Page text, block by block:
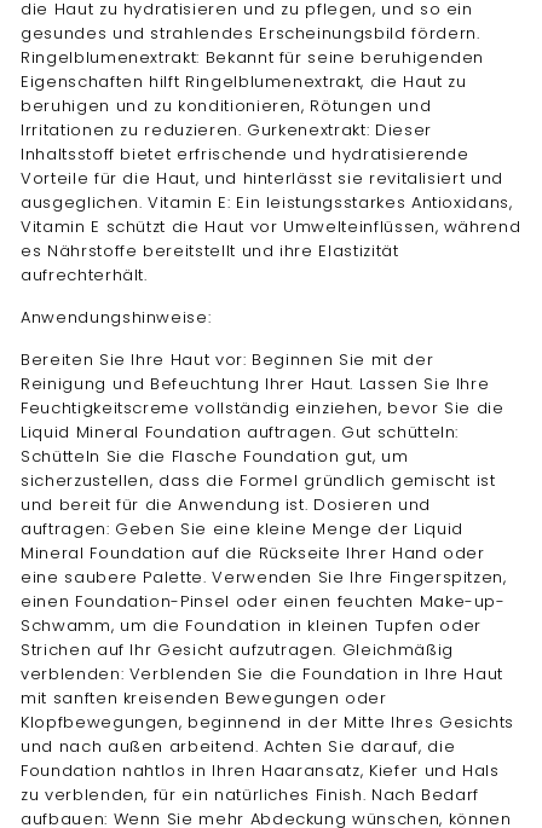
die Haut zu hydratisieren und zu pflegen, und so ein
gesundes und strahlendes Erscheinungsbild fördern.
Ringelblumenextrakt: Bekannt für seine beruhigenden
Eigenschaften hilft Ringelblumenextrakt, die Haut zu
beruhigen und zu konditionieren, Rötungen und
Irritationen zu reduzieren. Gurkenextrakt: Dieser
Inhaltsstoff bietet erfrischende und hydratisierende
Vorteile für die Haut, und hinterlässt sie revitalisiert und
ausgeglichen. Vitamin E: Ein leistungsstarkes Antioxidans,
Vitamin E schützt die Haut vor Umwelteinflüssen, während
es Nährstoffe bereitstellt und ihre Elastizität
aufrechterhält.
Anwendungshinweise:
Bereiten Sie Ihre Haut vor: Beginnen Sie mit der
Reinigung und Befeuchtung Ihrer Haut. Lassen Sie Ihre
Feuchtigkeitscreme vollständig einziehen, bevor Sie die
Liquid Mineral Foundation auftragen. Gut schütteln:
Schütteln Sie die Flasche Foundation gut, um
sicherzustellen, dass die Formel gründlich gemischt ist
und bereit für die Anwendung ist. Dosieren und
auftragen: Geben Sie eine kleine Menge der Liquid
Mineral Foundation auf die Rückseite Ihrer Hand oder
eine saubere Palette. Verwenden Sie Ihre Fingerspitzen,
einen Foundation-Pinsel oder einen feuchten Make-up-
Schwamm, um die Foundation in kleinen Tupfen oder
Strichen auf Ihr Gesicht aufzutragen. Gleichmäßig
verblenden: Verblenden Sie die Foundation in Ihre Haut
mit sanften kreisenden Bewegungen oder
Klopfbewegungen, beginnend in der Mitte Ihres Gesichts
und nach außen arbeitend. Achten Sie darauf, die
Foundation nahtlos in Ihren Haaransatz, Kiefer und Hals
zu verblenden, für ein natürliches Finish. Nach Bedarf
aufbauen: Wenn Sie mehr Abdeckung wünschen, können